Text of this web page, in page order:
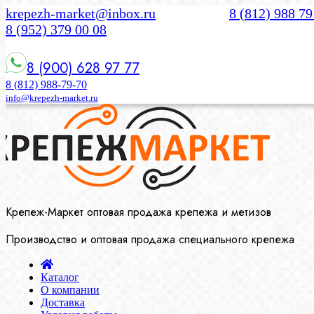
krepezh-market@inbox.ru
8 (812) 988
8 (952) 379 00 08
8 (900) 628 97 77
8 (812) 988-79-70
info@krepezh-market.ru
Крепеж-Маркет оптовая продажа крепежа и метизов
Производство и оптовая продажа специального крепежа
Каталог
О компании
Доставка